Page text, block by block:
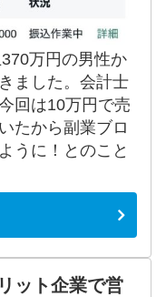
万円の男性か
ました。会計士
回は10万円で売
たから副業ブロ
うに！とのこと
ット企業で営